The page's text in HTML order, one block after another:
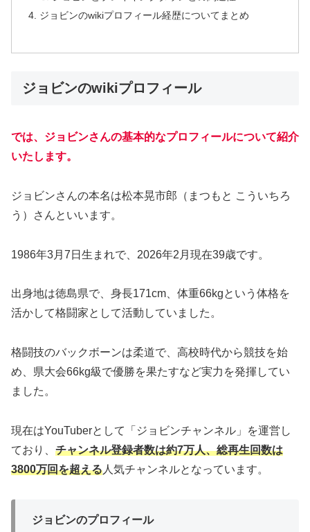
ジョビンのwikiプロフィール経歴についてまとめ
ジョビンのwikiプロフィール
では、ジョビンさんの基本的なプロフィールについて紹介
いたします。
ジョビンさんの本名は松本晃市郎（まつもと こういちろ
う）さんといいます。
1986年3月7日生まれで、2026年2月現在39歳です。
出身地は徳島県で、身長171cm、体重66kgという体格を
活かして格闘家として活動していました。
格闘技のバックボーンは柔道で、高校時代から競技を始
め、県大会66kg級で優勝を果たすなど実力を発揮してい
ました。
現在はYouTuberとして「ジョビンチャンネル」を運営し
ており、 チャンネル登録者数は約7万人、総再生回数は
3800万回を超える 人気チャンネルとなっています。
ジョビンのプロフィール